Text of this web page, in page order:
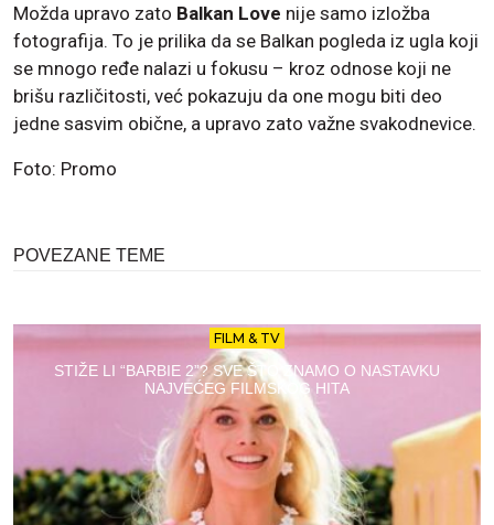
Možda upravo zato Balkan Love nije samo izložba
fotografija. To je prilika da se Balkan pogleda iz ugla koji
se mnogo ređe nalazi u fokusu – kroz odnose koji ne
brišu različitosti, već pokazuju da one mogu biti deo
jedne sasvim obične, a upravo zato važne svakodnevice.
Foto: Promo
POVEZANE TEME
FILM & TV
STIŽE LI “BARBIE 2”? SVE ŠTO ZNAMO O NASTAVKU
NAJVEĆEG FILMSKOG HITA